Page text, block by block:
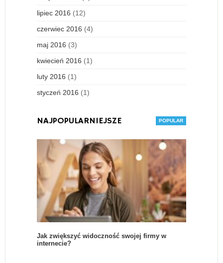
lipiec 2016 (12)
czerwiec 2016 (4)
maj 2016 (3)
kwiecień 2016 (1)
luty 2016 (1)
styczeń 2016 (1)
NAJPOPULARNIEJSZE
Jak zwiększyć widoczność swojej firmy w
internecie?